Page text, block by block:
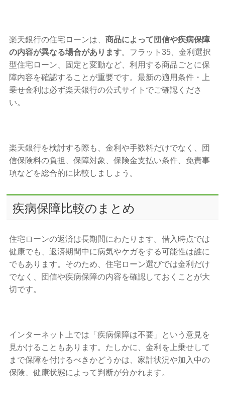
楽天銀行の住宅ローンは、商品によって団信や疾病保障
の内容が異なる場合があります。フラット35、金利選択
型住宅ローン、固定と変動など、利用する商品ごとに保
障内容を確認することが重要です。最新の適用条件・上
乗せ金利は必ず楽天銀行の公式サイトでご確認くださ
い。
楽天銀行を検討する際も、金利や手数料だけでなく、団
信保険料の負担、保障対象、保険金支払い条件、免責事
項などを総合的に比較しましょう。
疾病保障比較のまとめ
住宅ローンの返済は長期間にわたります。借入時点では
健康でも、返済期間中に病気やケガをする可能性は誰に
でもあります。そのため、住宅ローン選びでは金利だけ
でなく、団信や疾病保障の内容を確認しておくことが大
切です。
インターネット上では「疾病保障は不要」という意見を
見かけることもあります。たしかに、金利を上乗せして
まで保障を付けるべきかどうかは、家計状況や加入中の
保険、健康状態によって判断が分かれます。